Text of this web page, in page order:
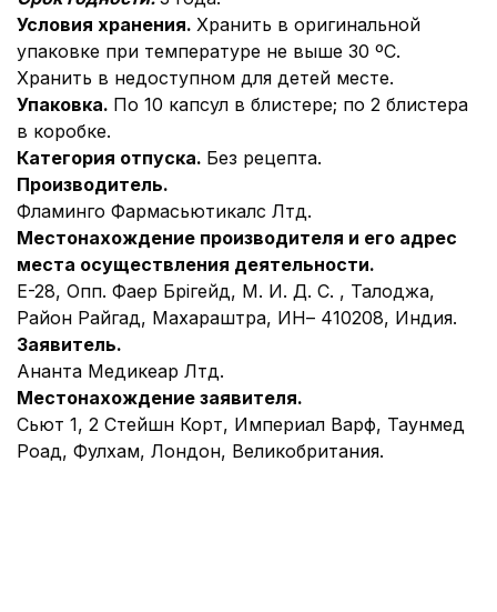
Условия хранения. Хранить в оригинальной
упаковке при температуре не выше 30 ºС.
Хранить в недоступном для детей месте.
Упаковка. По 10 капсул в блистере; по 2 блистера
в коробке.
Категория отпуска. Без рецепта.
Производитель.
Фламинго Фармасьютикалс Лтд.
Местонахождение производителя и его адрес
места осуществления деятельности.
Е-28, Опп. Фаер Брігейд, М. И. Д. С. , Талоджа,
Район Райгад, Махараштра, ИН– 410208, Индия.
Заявитель.
Ананта Медикеар Лтд.
Местонахождение заявителя.
Сьют 1, 2 Стейшн Корт, Империал Варф, Таунмед
Роад, Фулхам, Лондон, Великобритания.